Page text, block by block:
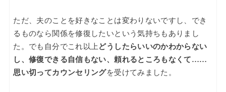
ただ、夫のことを好きなことは変わりないですし、でき
るものなら関係を修復したいという気持ちもありまし
た。でも自分でこれ以上どうしたらいいのかわからない
し、修復できる自信もない、頼れるところもなくて……
思い切ってカウンセリングを受けてみました。